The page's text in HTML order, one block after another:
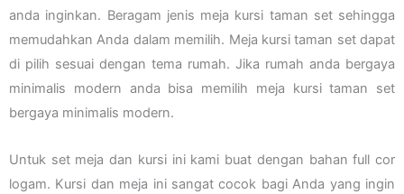
anda inginkan. Beragam jenis meja kursi taman set sehingga
memudahkan Anda dalam memilih. Meja kursi taman set dapat
di pilih sesuai dengan tema rumah. Jika rumah anda bergaya
minimalis modern anda bisa memilih meja kursi taman set
bergaya minimalis modern.
Untuk set meja dan kursi ini kami buat dengan bahan full cor
logam. Kursi dan meja ini sangat cocok bagi Anda yang ingin